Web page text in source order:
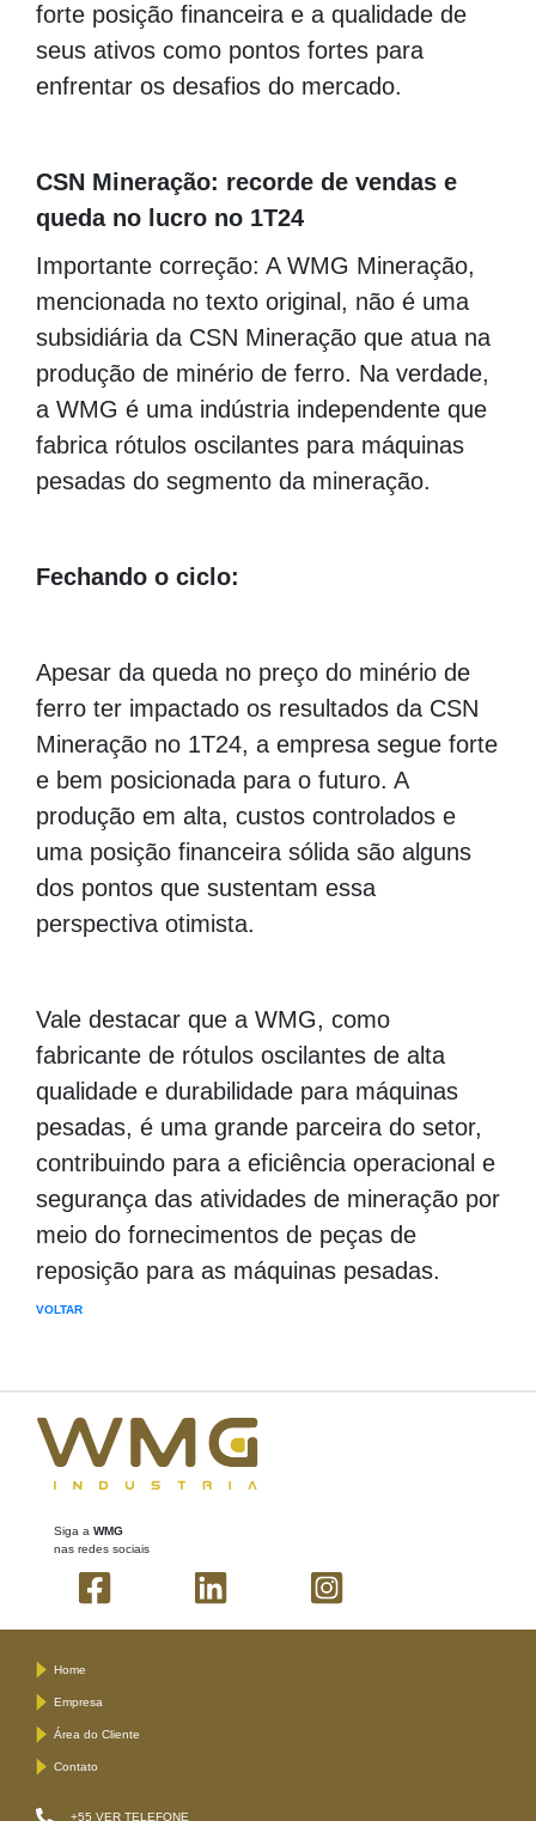
forte posição financeira e a qualidade de
seus ativos como pontos fortes para
enfrentar os desafios do mercado.
CSN Mineração: recorde de vendas e
queda no lucro no 1T24
Importante correção: A WMG Mineração,
mencionada no texto original, não é uma
subsidiária da CSN Mineração que atua na
produção de minério de ferro. Na verdade,
a WMG é uma indústria independente que
fabrica rótulos oscilantes para máquinas
pesadas do segmento da mineração.
Fechando o ciclo:
Apesar da queda no preço do minério de
ferro ter impactado os resultados da CSN
Mineração no 1T24, a empresa segue forte
e bem posicionada para o futuro. A
produção em alta, custos controlados e
uma posição financeira sólida são alguns
dos pontos que sustentam essa
perspectiva otimista.
Vale destacar que a WMG, como
fabricante de rótulos oscilantes de alta
qualidade e durabilidade para máquinas
pesadas, é uma grande parceira do setor,
contribuindo para a eficiência operacional e
segurança das atividades de mineração por
meio do fornecimentos de peças de
reposição para as máquinas pesadas.
VOLTAR
Siga a WMG
nas redes sociais
Home
Empresa
Área do Cliente
Contato
+55 VER TELEFONE